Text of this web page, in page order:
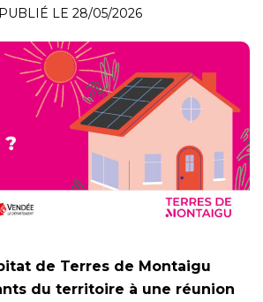
PUBLIÉ LE 28/05/2026
de Terres de Montaigu
du territoire à une réunion